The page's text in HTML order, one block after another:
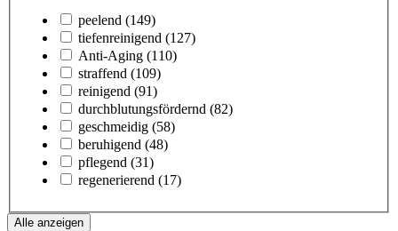
peelend (149)
tiefenreinigend (127)
Anti-Aging (110)
straffend (109)
reinigend (91)
durchblutungsfördernd (82)
geschmeidig (58)
beruhigend (48)
pflegend (31)
regenerierend (17)
Alle anzeigen